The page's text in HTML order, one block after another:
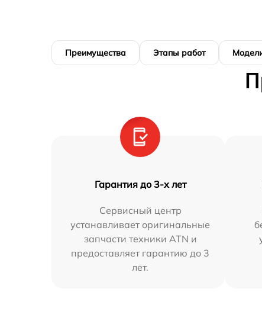
Преимущества Этапы работ
Гарантия до 3-х лет
Сервисный центр
устанавливает оригинальные
запчасти техники ATN и
предоставляет гарантию до 3
лет.